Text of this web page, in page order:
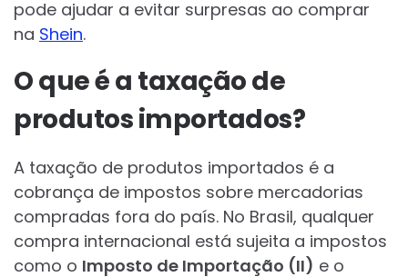
pode ajudar a evitar surpresas ao comprar
na Shein.
O que é a taxação de
produtos importados?
A taxação de produtos importados é a
cobrança de impostos sobre mercadorias
compradas fora do país. No Brasil, qualquer
compra internacional está sujeita a impostos
como o Imposto de Importação (II) e o